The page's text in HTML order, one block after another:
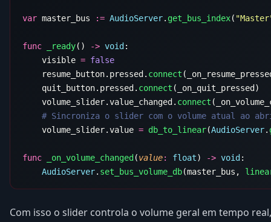
var master_bus := AudioServer. get_bus_index(
func _ready() -> void
    visible
=
    resume_button.pressed.
connect
    quit_button.pressed.
connect
    volume_slider.value_changed.
connect
    volume_slider.value
= db_to_linear(AudioServer.
func _on_volume_changed (value: float) -> void
    AudioServer
. set_bus_volume_db(master_bus,
Com isso o slider controla o volume geral em tempo